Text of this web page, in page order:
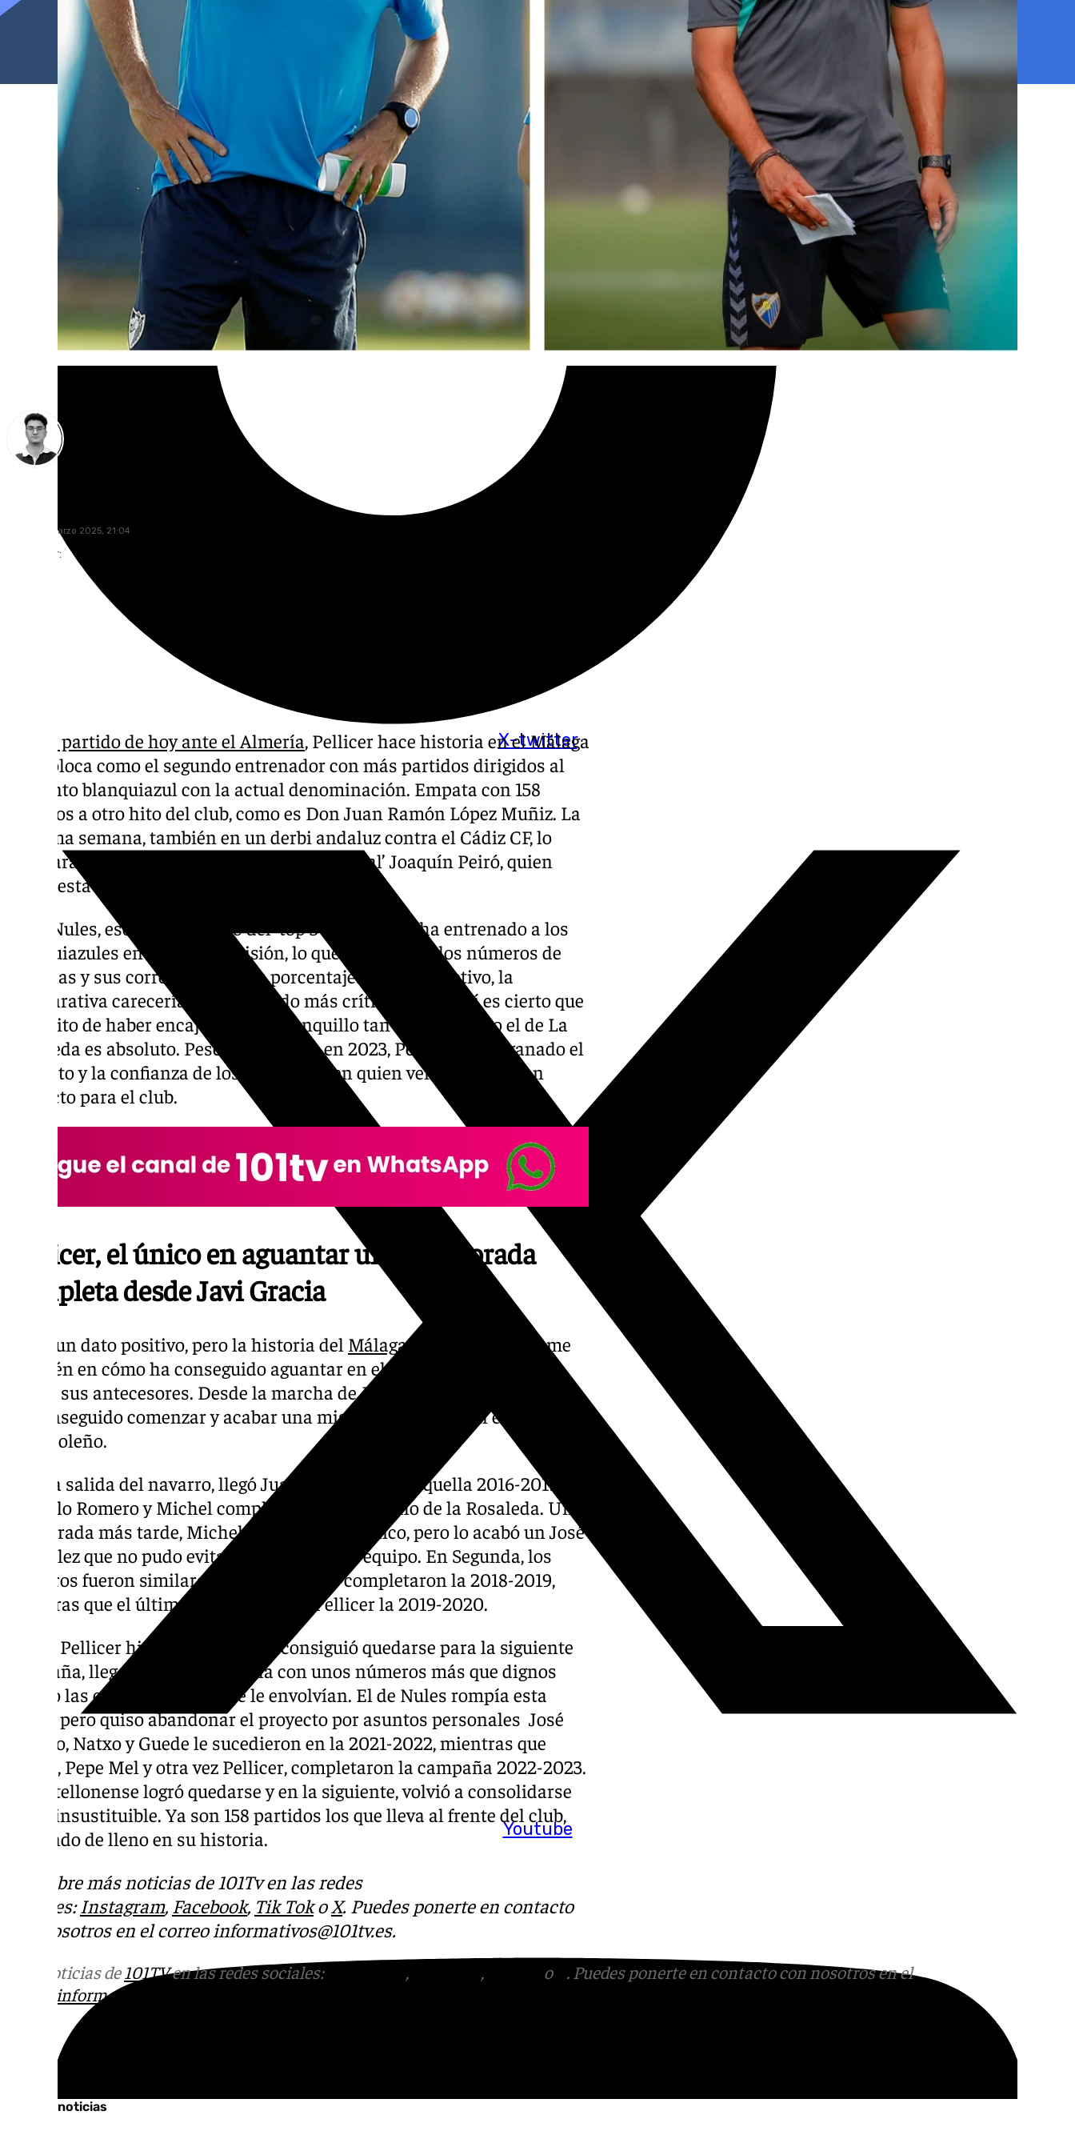
X-twitter
Youtube
sábado, 1 marzo 2025, 21:04
Compartir:
Con el partido de hoy ante el Almería, Pellicer hace historia en el Málaga
y se coloca como el segundo entrenador con más partidos dirigidos al
conjunto blanquiazul con la actual denominación. Empata con 158
partidos a otro hito del club, como es Don Juan Ramón López Muñiz. La
próxima semana, también en un derbi andaluz contra el Cádiz CF, lo
superará y tan sólo tendrá por delante a un ‘tal’ Joaquín Peiró, quien
lidera esta tabla con 224 encuentros.
El de Nules, eso sí, es el único del ‘top 5’ que aún no ha entrenado a los
blanquiazules en Primera División, lo que condiciona los números de
victorias y sus correspondientes porcentajes. Por ese motivo, la
comparativa carecería de un sentido más crítico, aunque sí es cierto que
el mérito de haber encajado en un banquillo tan movido como el de La
Rosaleda es absoluto. Pese al descenso en 2023, Pellicer se ha ganado el
respecto y la confianza de los dirigentes, en quien ven en él un gran
proyecto para el club.
Pellicer, el único en aguantar una temporada
completa desde Javi Gracia
No es un dato positivo, pero la historia del Málagay Pellicer se resume
también en cómo ha conseguido aguantar en el banquillo malaguista,
pese a sus antecesores. Desde la marcha de Javi Gracia en 2016, sólo él
ha conseguido comenzar y acabar una misma temporada en el club
costasoleño.
Tras la salida del navarro, llegó Juande Ramos. En aquella 2016-2017,
Marcelo Romero y Michel completaron el banquillo de la Rosaleda. Una
temporada más tarde, Michel siguió como técnico, pero lo acabó un José
González que no pudo evitar el descenso del equipo. En Segunda, los
números fueron similares. Muñiz y Víctor completaron la 2018-2019,
mientras que el último compartió con Pellicer la 2019-2020.
Sergio Pellicer hizo un buen año y consiguió quedarse para la siguiente
campaña, llegando a completarla con unos números más que dignos
viendo las circunstancias que le envolvían. El de Nules rompía esta
racha, pero quiso abandonar el proyecto por asuntos personales José
Alberto, Natxo y Guede le sucedieron en la 2021-2022, mientras que
Guede, Pepe Mel y otra vez Pellicer, completaron la campaña 2022-2023.
El castellonense logró quedarse y en la siguiente, volvió a consolidarse
como insustituible. Ya son 158 partidos los que lleva al frente del club,
entrando de lleno en su historia.
Descubre más noticias de 101Tv en las redes
sociales:Instagram, Facebook, Tik TokoX. Puedes ponerte en contacto
con nosotros en el correo informativos@101tv.es.
Más noticias de101TVen las redes sociales: , , o
. Puedes ponerte en contacto con nosotros en el
informativos@101tv.es
Últimas noticias